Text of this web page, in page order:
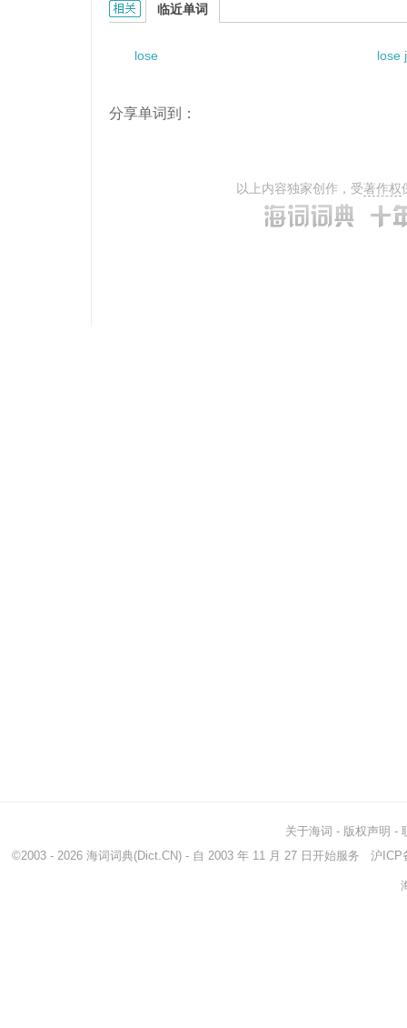
lose position的相关资料：
临近单词
lose lose
分享单词到：
以上内容独家创作，受著作权
关于海词 - 版权声明 -
©2003 - 2026 海词词典(Dict.CN) - 自 2003 年 11 月 27 日开始服务 沪ICP